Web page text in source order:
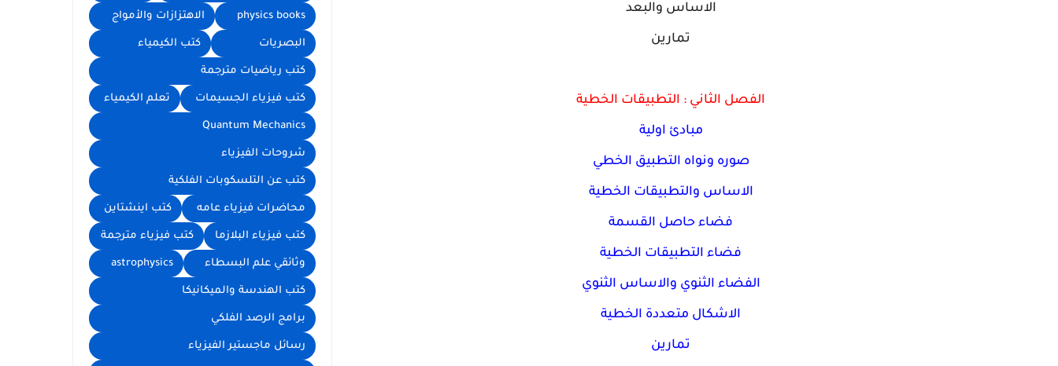
الاساس والبعد
تمارين
الفصل الثاني : التطبيقات الخطية
مبادئ اولية
صوره ونواه التطبيق الخطي
الاساس والتطبيقات الخطية
فضاء حاصل القسمة
فضاء التطبيقات الخطية
الفضاء الثنوي والاساس الثنوي
الاشكال متعددة الخطية
تمارين
physics books الاهتزازات والأمواج
البصريات كتب الكيمياء
كتب رياضيات مترجمة
كتب فيزياء الجسيمات تعلم الكيمياء
Quantum Mechanics
شروحات الفيزياء
كتب عن التلسكوبات الفلكية
محاضرات فيزياء عامه كتب اينشتاين
كتب فيزياء البلازما كتب فيزياء مترجمة
وثائقي علم البسطاء astrophysics
كتب الهندسة والميكانيكا
برامج الرصد الفلكي
رسائل ماجستير الفيزياء